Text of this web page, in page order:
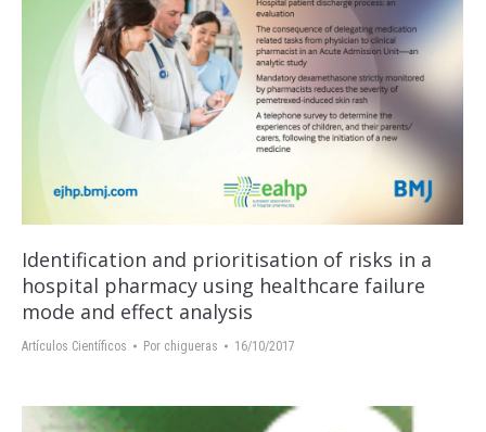
Identification and prioritisation of risks in a
hospital pharmacy using healthcare failure
mode and effect analysis
Artículos Científicos Por chigueras 16/10/2017